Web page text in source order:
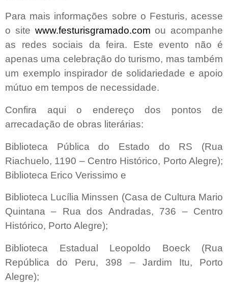
Para mais informações sobre o Festuris, acesse
o site www.festurisgramado.com ou acompanhe
as redes sociais da feira. Este evento não é
apenas uma celebração do turismo, mas também
um exemplo inspirador de solidariedade e apoio
mútuo em tempos de necessidade.
Confira aqui o endereço dos pontos de
arrecadação de obras literárias:
Biblioteca Pública do Estado do RS (Rua
Riachuelo, 1190 – Centro Histórico, Porto Alegre);
Biblioteca Erico Verissimo e
Biblioteca Lucília Minssen (Casa de Cultura Mario
Quintana – Rua dos Andradas, 736 – Centro
Histórico, Porto Alegre);
Biblioteca Estadual Leopoldo Boeck (Rua
República do Peru, 398 – Jardim Itu, Porto
Alegre);